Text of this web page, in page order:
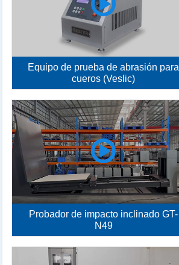
Equipo de prueba de abrasión para
cueros (Veslic)
Probador de impacto inclinado GT-
N49